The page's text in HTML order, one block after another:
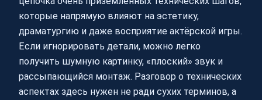
которые напрямую влияют на эстетику,
драматургию и даже восприятие актёрской игры.
Если игнорировать детали, можно легко
получить шумную картинку, «плоский» звук и
рассыпающийся монтаж. Разговор о технических
аспектах здесь нужен не ради сухих терминов, а